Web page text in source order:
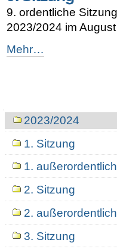
9. ordentliche
2023/2024 im
9.
Sitzung
Mehr…
Navigation2023/2024
1. Sitzung
1.
2. Sitzung
2.
3. Sitzung